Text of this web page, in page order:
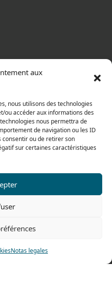
aux
nous utilisons des technologies
ou accéder aux informations des
nous permettra de
de navigation ou les ID
consentir ou de retirer son
sur certaines caractéristiques
Notas legales
17h20
16h